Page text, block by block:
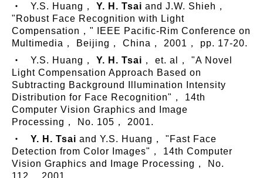
‧ Y.S. Huang，
Y. H. Tsai and J.W. Shieh，
"Robust Face Recognition with Light
Compensation，" IEEE Pacific-Rim Conference on
Multimedia， Beijing， China， 2001， pp. 17-20.
‧ Y.S. Huang， Y. H. Tsai ， et. al， "A Novel
Light Compensation Approach Based on
Subtracting Background Illumination Intensity
Distribution for Face Recognition"， 14th
Computer Vision Graphics and Image
Processing， No. 105， 2001.
‧
Y. H. Tsai and Y.S. Huang， "Fast Face
Detection from Color Images"， 14th Computer
Vision Graphics and Image Processing， No.
112， 2001.